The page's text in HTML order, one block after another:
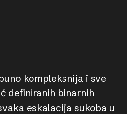
kompleksnija i sve
definiranih binarnih
eskalacija sukoba u